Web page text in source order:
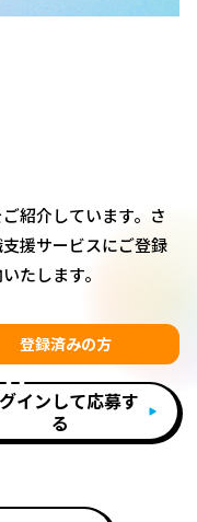
紹介しています。さ
援サービスにご登録
たします。
登録済みの方
インして応募す
る